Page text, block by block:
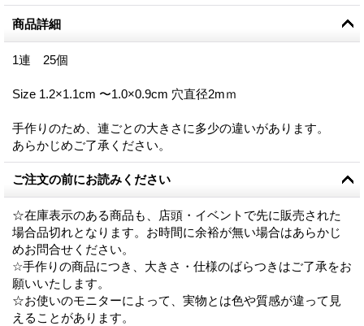
商品詳細
1連 25個
Size 1.2×1.1cm 〜1.0×0.9cm 穴直径2mｍ
手作りのため、連ごとの大きさに多少の違いがあります。
あらかじめご了承ください。
ご注文の前にお読みください
☆在庫表示のある商品も、店頭・イベントで先に販売された
場合品切れとなります。お時間に余裕が無い場合はあらかじ
めお問合せください。
☆手作りの商品につき、大きさ・仕様のばらつきはご了承をお
願いいたします。
☆お使いのモニターによって、実物とは色や質感が違って見
えることがあります。